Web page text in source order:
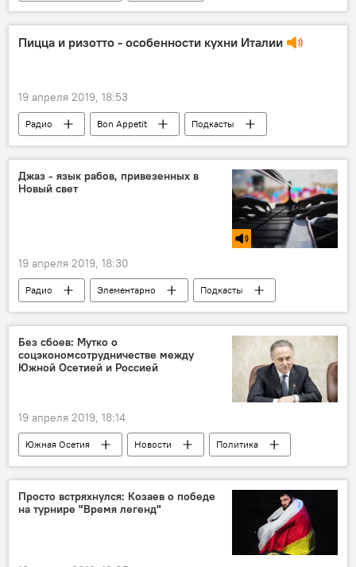
Пицца и ризотто - особенности кухни Италии
19 апреля 2019, 18:53
Радио Bon Appetit Подкасты
Джаз - язык рабов, привезенных в
Новый свет
19 апреля 2019, 18:30
Радио Элементарно Подкасты
Без сбоев: Мутко о
соцэкономсотрудничестве между
Южной Осетией и Россией
19 апреля 2019, 18:14
Южная Осетия Новости
Политика
Экономика
Просто встряхнулся: Козаев о победе
на турнире "Время легенд"